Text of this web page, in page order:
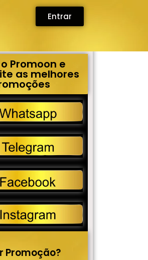
Entrar
Promoon e
as melhores
Promoção?